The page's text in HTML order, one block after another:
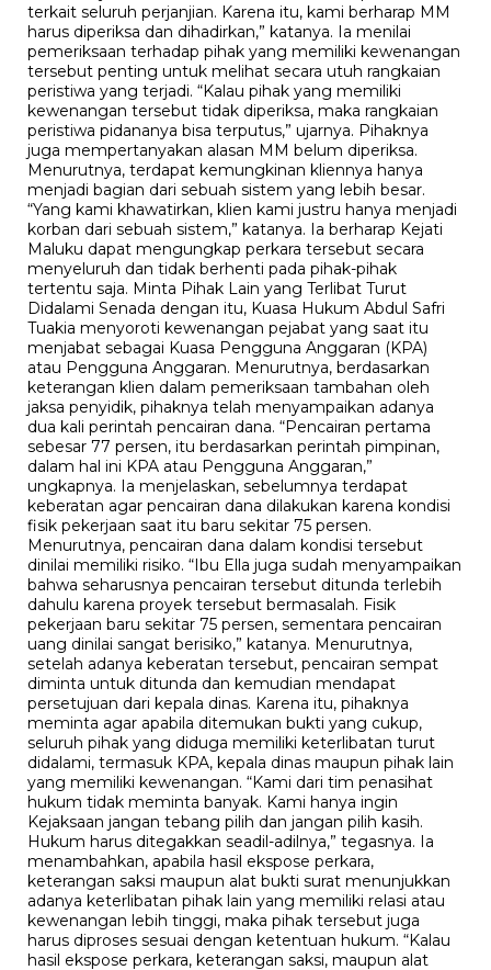
terkait seluruh perjanjian. Karena itu, kami berharap MM
harus diperiksa dan dihadirkan,” katanya. Ia menilai
pemeriksaan terhadap pihak yang memiliki kewenangan
tersebut penting untuk melihat secara utuh rangkaian
peristiwa yang terjadi. “Kalau pihak yang memiliki
kewenangan tersebut tidak diperiksa, maka rangkaian
peristiwa pidananya bisa terputus,” ujarnya. Pihaknya
juga mempertanyakan alasan MM belum diperiksa.
Menurutnya, terdapat kemungkinan kliennya hanya
menjadi bagian dari sebuah sistem yang lebih besar.
“Yang kami khawatirkan, klien kami justru hanya menjadi
korban dari sebuah sistem,” katanya. Ia berharap Kejati
Maluku dapat mengungkap perkara tersebut secara
menyeluruh dan tidak berhenti pada pihak-pihak
tertentu saja. Minta Pihak Lain yang Terlibat Turut
Didalami Senada dengan itu, Kuasa Hukum Abdul Safri
Tuakia menyoroti kewenangan pejabat yang saat itu
menjabat sebagai Kuasa Pengguna Anggaran (KPA)
atau Pengguna Anggaran. Menurutnya, berdasarkan
keterangan klien dalam pemeriksaan tambahan oleh
jaksa penyidik, pihaknya telah menyampaikan adanya
dua kali perintah pencairan dana. “Pencairan pertama
sebesar 77 persen, itu berdasarkan perintah pimpinan,
dalam hal ini KPA atau Pengguna Anggaran,”
ungkapnya. Ia menjelaskan, sebelumnya terdapat
keberatan agar pencairan dana dilakukan karena kondisi
fisik pekerjaan saat itu baru sekitar 75 persen.
Menurutnya, pencairan dana dalam kondisi tersebut
dinilai memiliki risiko. “Ibu Ella juga sudah menyampaikan
bahwa seharusnya pencairan tersebut ditunda terlebih
dahulu karena proyek tersebut bermasalah. Fisik
pekerjaan baru sekitar 75 persen, sementara pencairan
uang dinilai sangat berisiko,” katanya. Menurutnya,
setelah adanya keberatan tersebut, pencairan sempat
diminta untuk ditunda dan kemudian mendapat
persetujuan dari kepala dinas. Karena itu, pihaknya
meminta agar apabila ditemukan bukti yang cukup,
seluruh pihak yang diduga memiliki keterlibatan turut
didalami, termasuk KPA, kepala dinas maupun pihak lain
yang memiliki kewenangan. “Kami dari tim penasihat
hukum tidak meminta banyak. Kami hanya ingin
Kejaksaan jangan tebang pilih dan jangan pilih kasih.
Hukum harus ditegakkan seadil-adilnya,” tegasnya. Ia
menambahkan, apabila hasil ekspose perkara,
keterangan saksi maupun alat bukti surat menunjukkan
adanya keterlibatan pihak lain yang memiliki relasi atau
kewenangan lebih tinggi, maka pihak tersebut juga
harus diproses sesuai dengan ketentuan hukum. “Kalau
hasil ekspose perkara, keterangan saksi, maupun alat